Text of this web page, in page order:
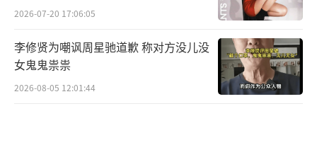
2026-07-20 17:06:05
李修贤为嘲讽周星驰道歉 称对方没儿没
女鬼鬼祟祟
2026-08-05 12:01:44